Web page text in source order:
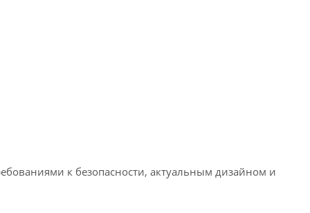
к безопасности, актуальным дизайном и